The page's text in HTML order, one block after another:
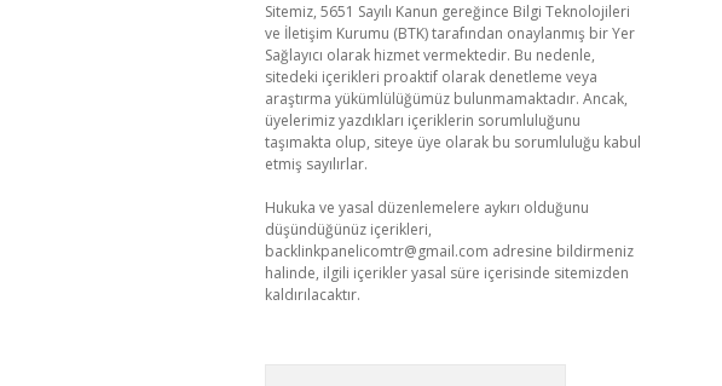
Sitemiz, 5651 Sayılı Kanun gereğince Bilgi Teknolojileri
ve İletişim Kurumu (BTK) tarafından onaylanmış bir Yer
Sağlayıcı olarak hizmet vermektedir. Bu nedenle,
sitedeki içerikleri proaktif olarak denetleme veya
araştırma yükümlülüğümüz bulunmamaktadır. Ancak,
üyelerimiz yazdıkları içeriklerin sorumluluğunu
taşımakta olup, siteye üye olarak bu sorumluluğu kabul
etmiş sayılırlar.
Hukuka ve yasal düzenlemelere aykırı olduğunu
düşündüğünüz içerikleri,
backlinkpanelicomtr@gmail.com adresine bildirmeniz
halinde, ilgili içerikler yasal süre içerisinde sitemizden
kaldırılacaktır.